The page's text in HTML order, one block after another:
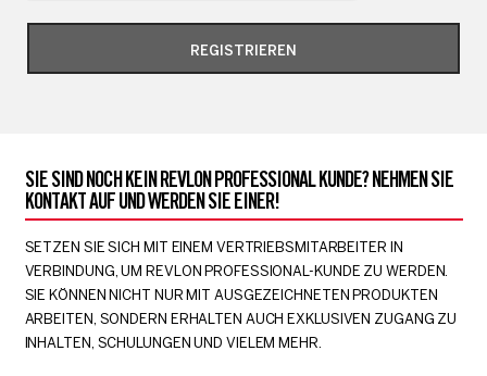
REGISTRIEREN
SIE SIND NOCH KEIN REVLON PROFESSIONAL KUNDE? NEHMEN SIE
KONTAKT AUF UND WERDEN SIE EINER!
SETZEN SIE SICH MIT EINEM VERTRIEBSMITARBEITER IN
VERBINDUNG, UM REVLON PROFESSIONAL-KUNDE ZU WERDEN.
SIE KÖNNEN NICHT NUR MIT AUSGEZEICHNETEN PRODUKTEN
ARBEITEN, SONDERN ERHALTEN AUCH EXKLUSIVEN ZUGANG ZU
INHALTEN, SCHULUNGEN UND VIELEM MEHR.